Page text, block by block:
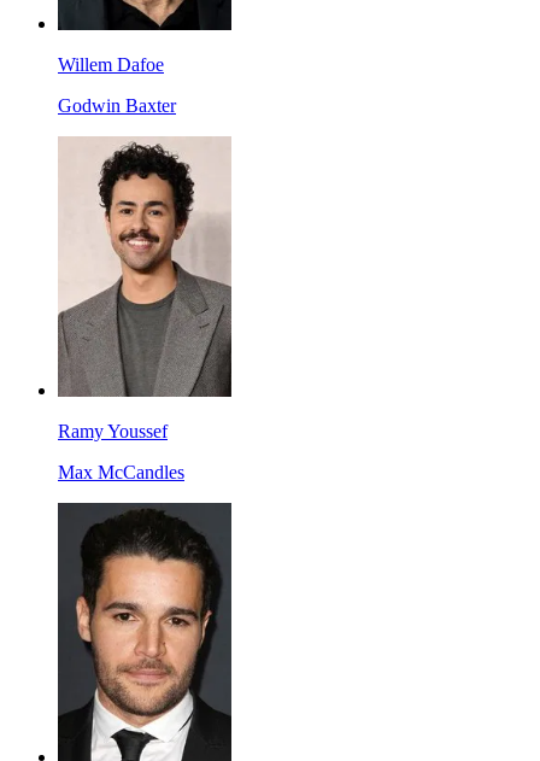
Willem Dafoe
Godwin Baxter
Ramy Youssef
Max McCandles